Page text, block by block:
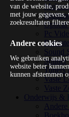
Pc
Sound
Splitter
Tuners
Vaste
Vaste
Onderwijs &
van de website,
met jouw
zoekresultaten
Andere cookies
We gebruiken
website beter
kunnen afstemmen